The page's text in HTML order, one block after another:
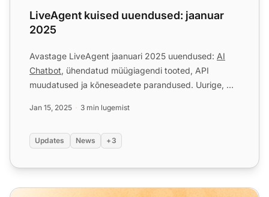
LiveAgent kuised uuendused: jaanuar
2025
Avastage LiveAgent jaanuari 2025 uuendused: AI
Chatbot, ühendatud müügiagendi tooted, API
muudatused ja kõneseadete parandused. Uurige, mis
Jan 15, 2025 3 min lugemist
Updates News +3
LiveAgent'i kuukasuline toodeteuuendus: mai väljaanne